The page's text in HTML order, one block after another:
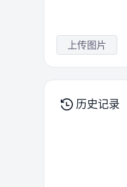
上传图片
历史记录